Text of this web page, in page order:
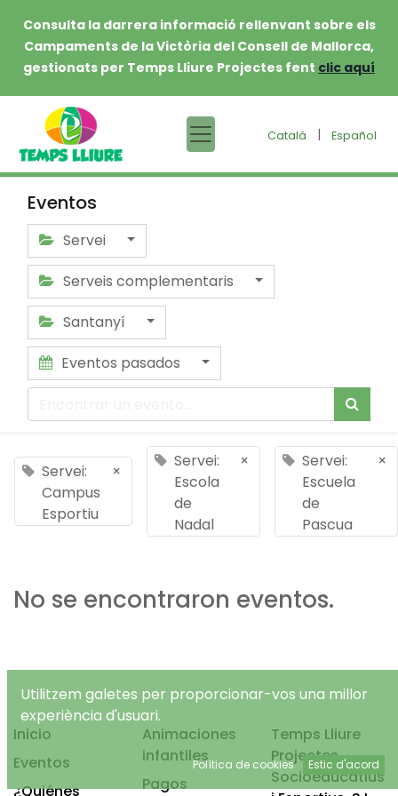
Consulta la darrera informació rellenvant sobre els
Campaments de la Victòria del Consell de Mallorca,
gestionats per Temps Lliure Projectes fent clic aquí
Català | Español
Eventos
Servei
Serveis complementaris
Santanyí
Eventos pasados
Servei:
Campus
Esportiu
×
Servei:
Escola
de
Nadal
×
Servei:
Escuela
de
Pascua
×
No se encontraron eventos.
Inicio
Eventos
¿Quiénes
Animaciones
infantiles
Pagos
Temps Lliure
Projectes
Socioeducatius
Utilitzem galetes per proporcionar-vos una millor
experiència d'usuari.
Política de cookies Estic d'acord